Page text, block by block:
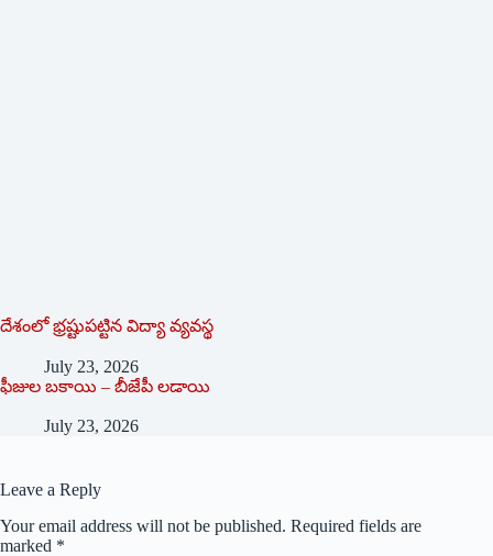
దేశంలో భ్ర‌ష్టుపట్టిన విద్యా వ్యవస్థ
July 23, 2026
ఫీజుల బకాయి – బీజేపీ లడాయి
July 23, 2026
Leave a Reply
Your email address will not be published. Required fields are
marked *